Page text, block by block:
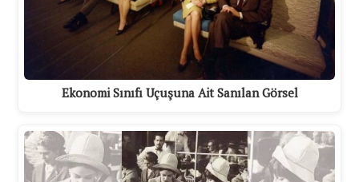
Ekonomi Sınıfı Uçuşuna Ait Sanılan Görsel